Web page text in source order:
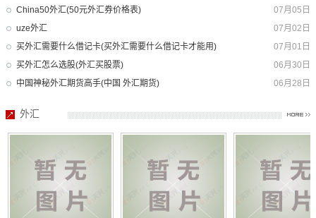
07月05日
China50外汇(50元外汇券价格表)
07月02日
uze外汇
07月01日
买外汇需要什么借记卡(买外汇需要什么借记卡才能用)
06月30日
买外汇怎么选股(外汇买股票)
06月28日
中国神秘外汇期货高手(中国 外汇期货)
外汇